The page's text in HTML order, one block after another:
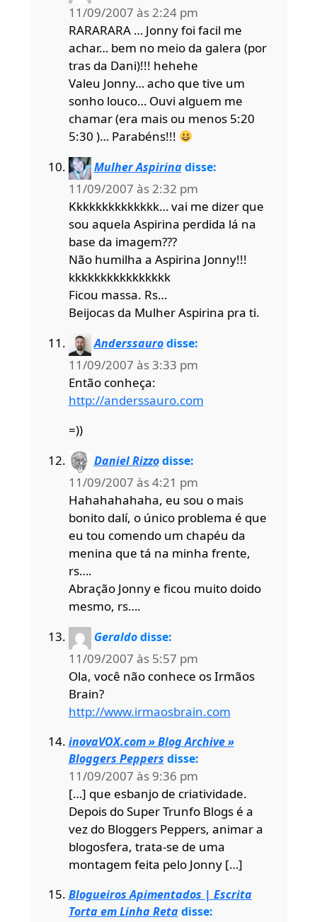
11/09/2007 às 2:24 pm
RARARARA … Jonny foi facil me
achar… bem no meio da galera (por
tras da Dani)!!! hehehe
Valeu Jonny… acho que tive um
sonho louco… Ouvi alguem me
chamar (era mais ou menos 5:20
5:30 )… Parabéns!!!
Mulher Aspirina disse:
11/09/2007 às 2:32 pm
Kkkkkkkkkkkkkk… vai me dizer que
sou aquela Aspirina perdida lá na
base da imagem???
Não humilha a Aspirina Jonny!!!
kkkkkkkkkkkkkkkk
Ficou massa. Rs…
Beijocas da Mulher Aspirina pra ti.
Anderssauro disse:
11/09/2007 às 3:33 pm
Então conheça:
http://anderssauro.com
=))
Daniel Rizzo disse:
11/09/2007 às 4:21 pm
Hahahahahaha, eu sou o mais
bonito dalí, o único problema é que
eu tou comendo um chapéu da
menina que tá na minha frente,
rs….
Abração Jonny e ficou muito doido
mesmo, rs….
Geraldo disse:
11/09/2007 às 5:57 pm
Ola, você não conhece os Irmãos
Brain?
http://www.irmaosbrain.com
inovaVOX.com » Blog Archive »
Bloggers Peppers disse:
11/09/2007 às 9:36 pm
[…] que esbanjo de criatividade.
Depois do Super Trunfo Blogs é a
vez do Bloggers Peppers, animar a
blogosfera, trata-se de uma
montagem feita pelo Jonny […]
Blogueiros Apimentados | Escrita
Torta em Linha Reta disse: